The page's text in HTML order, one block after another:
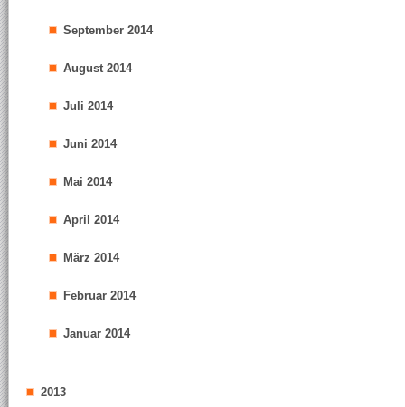
September 2014
August 2014
Juli 2014
Juni 2014
Mai 2014
April 2014
März 2014
Februar 2014
Januar 2014
2013